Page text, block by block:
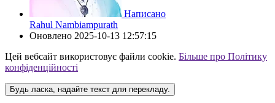
Написано
Rahul Nambiampurath
Оновлено 2025-10-13 12:57:15
Цей вебсайт використовує файли cookie. Більше про Політику
конфіденційності
Будь ласка, надайте текст для перекладу.